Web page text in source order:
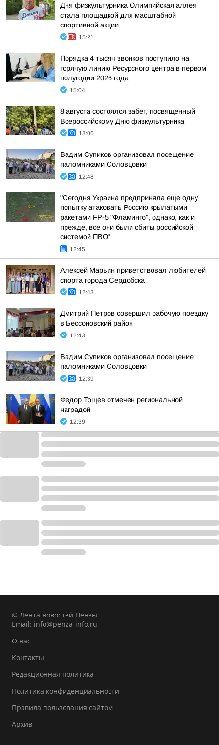
Дня физкультурника Олимпийская аллея
стала площадкой для масштабной
спортивной акции
15:21
Порядка 4 тысяч звонков поступило на
горячую линию Ресурсного центра в первом
полугодии 2026 года
15:04
8 августа состоялся забег, посвященный
Всероссийскому Дню физкультурника
13:06
Вадим Супиков организовал посещение
паломниками Соловцовки
12:48
"Сегодня Украина предприняла еще одну
попытку атаковать Россию крылатыми
ракетами FP-5 "Фламинго", однако, как и
прежде, все они были сбиты российской
системой ПВО"
12:45
Алексей Марьин приветствовал любителей
спорта города Сердобска
12:43
Дмитрий Петров совершил рабочую поездку
в Бессоновский район
12:43
Вадим Супиков организовал посещение
паломниками Соловцовки
12:39
Федор Тощев отмечен региональной
наградой
12:39
© Лента новостей Пензы
Email: info@penza-info.ru
О нас
Контакты
Редакционная политика
Политика конфиденциальности
Правила пользования сайтом
Архив